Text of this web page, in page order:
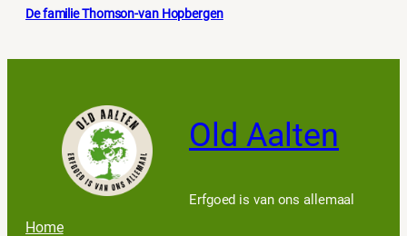
De familie Thomson-van Hopbergen
Old Aalten
Erfgoed is van ons allemaal
Home